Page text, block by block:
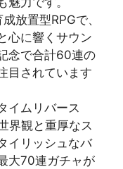
放置型RPGで、
心に響くサウン
念で合計60連の
目されています​​
イムリバース
界観と重厚なス
イリッシュなバ
大70連ガチャが